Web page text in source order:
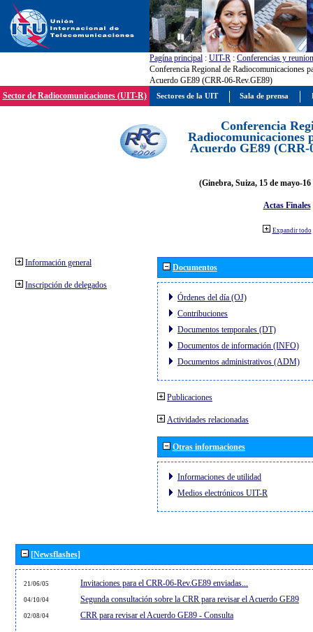
Pagína principal : UIT-R : Conferencias y
Conferencia Regional de Radiocomunicaciones
Acuerdo GE89 (CRR-06-Rev.GE89)
Sector de Radiocomunicaciones (UIT-R)
Conferencia
Radiocomunicaciones
Acuerdo GE89 (CRR-
(Ginebra, Suiza, 15 de mayo-
Actas Finales
Expandir todo
Información general
Inscripción de delegados
Documentos
Órdenes del día (OJ)
Contribuciones
Documentos temporales (DT)
Documentos de información (INFO)
Documentos administrativos (ADM)
Publicaciones
Actividades relacionadas
Otras informaciones
Informaciones de utilidad
Medios electrónicos UIT-R
[Newsflashes]
21/06/05 Invitaciones para el CRR-06-Rev.GE89 enviadas...
04/10/04 Segunda consultación sobre la CRR para revisar el Acuerdo GE89
02/08/04 CRR para revisar el Acuerdo GE89 - Consulta
Sectores de la UIT Sala de prensa